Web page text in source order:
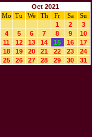
Oct 2021
Mo
Tu We Th Fr Sa
Su
1
2
3
4
5 6 7 8 9
10
11
12 13 14 15 16
17
18
19 20 21 22 23
24
25
26 27 28 29 30 31